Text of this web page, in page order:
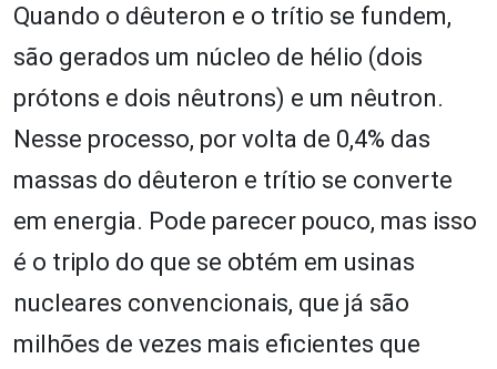
Quando o dêuteron e o trítio se fundem,
são gerados um núcleo de hélio (dois
prótons e dois nêutrons) e um nêutron.
Nesse processo, por volta de 0,4% das
massas do dêuteron e trítio se converte
em energia. Pode parecer pouco, mas isso
é o triplo do que se obtém em usinas
nucleares convencionais, que já são
milhões de vezes mais eficientes que